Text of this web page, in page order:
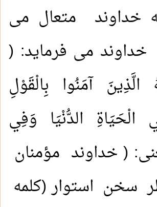
خداوند متعال می
خداوند می فرماید: (
الَّذِينَ آمَنُوا بِالْقَوْلِ
الْحَيَاةِ الدُّنْيَا وَفِي
( خداوند مؤمنان
سخن استوار (کلمه